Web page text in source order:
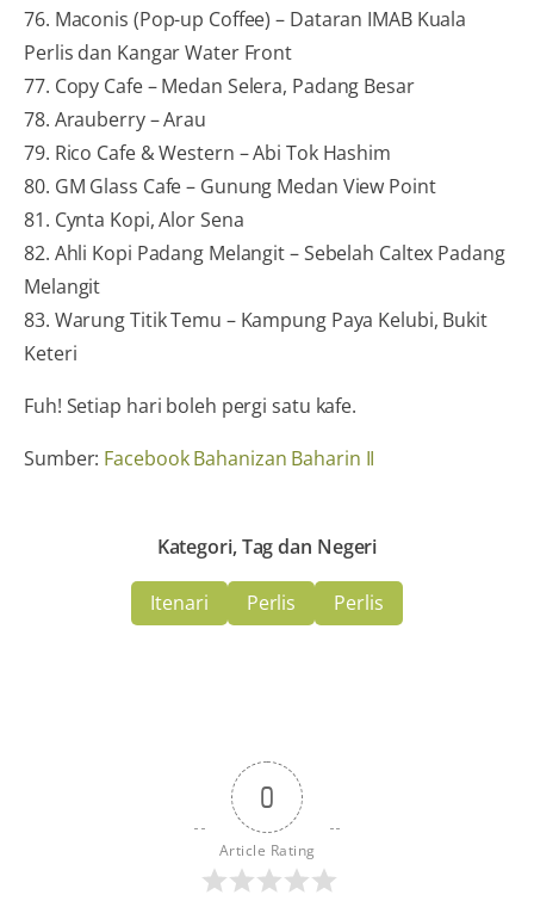
76. Maconis (Pop-up Coffee) – Dataran IMAB Kuala
Perlis dan Kangar Water Front
77. Copy Cafe – Medan Selera, Padang Besar
78. Arauberry – Arau
79. Rico Cafe & Western – Abi Tok Hashim
80. GM Glass Cafe – Gunung Medan View Point
81. Cynta Kopi, Alor Sena
82. Ahli Kopi Padang Melangit – Sebelah Caltex Padang
Melangit
83. Warung Titik Temu – Kampung Paya Kelubi, Bukit
Keteri
Fuh! Setiap hari boleh pergi satu kafe.
Sumber: Facebook Bahanizan Baharin II
Kategori, Tag dan Negeri
Itenari Perlis Perlis
0
Article Rating